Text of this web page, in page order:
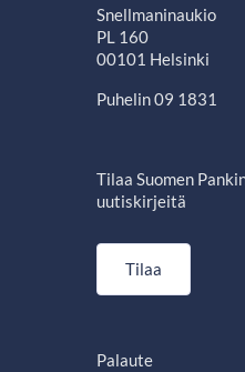
Snellmaninaukio
PL 160
00101 Helsinki
Puhelin 09 1831
Tilaa Suomen
uutiskirjeitä
Tilaa
Palaute